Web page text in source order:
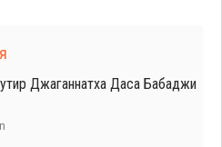
Джаганнатха Даса Бабаджи